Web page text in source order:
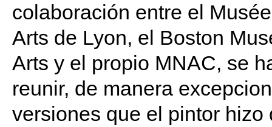
colaboración entre el
Arts de Lyon, el Boston
Arts y el propio MNAC, se
reunir, de manera
versiones que el pintor